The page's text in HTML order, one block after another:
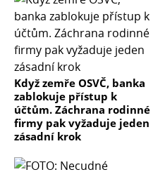
Když zemře OSVČ, banka
zablokuje přístup k
účtům. Záchrana rodinné
firmy pak vyžaduje jeden
zásadní krok